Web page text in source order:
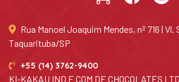
Rua Manoel Joaquim Mendes, nº 716 | Vl.
Taquarituba/SP
+55 (14) 3762-9400
KI-KAKAU IND E COM DE CHOCOLATES